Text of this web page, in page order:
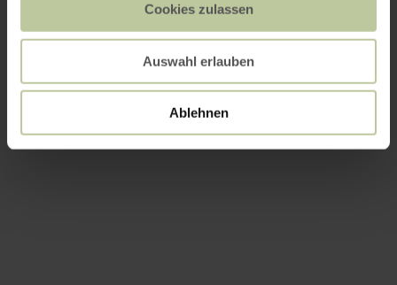
Cookies zulassen
Auswahl erlauben
Ablehnen